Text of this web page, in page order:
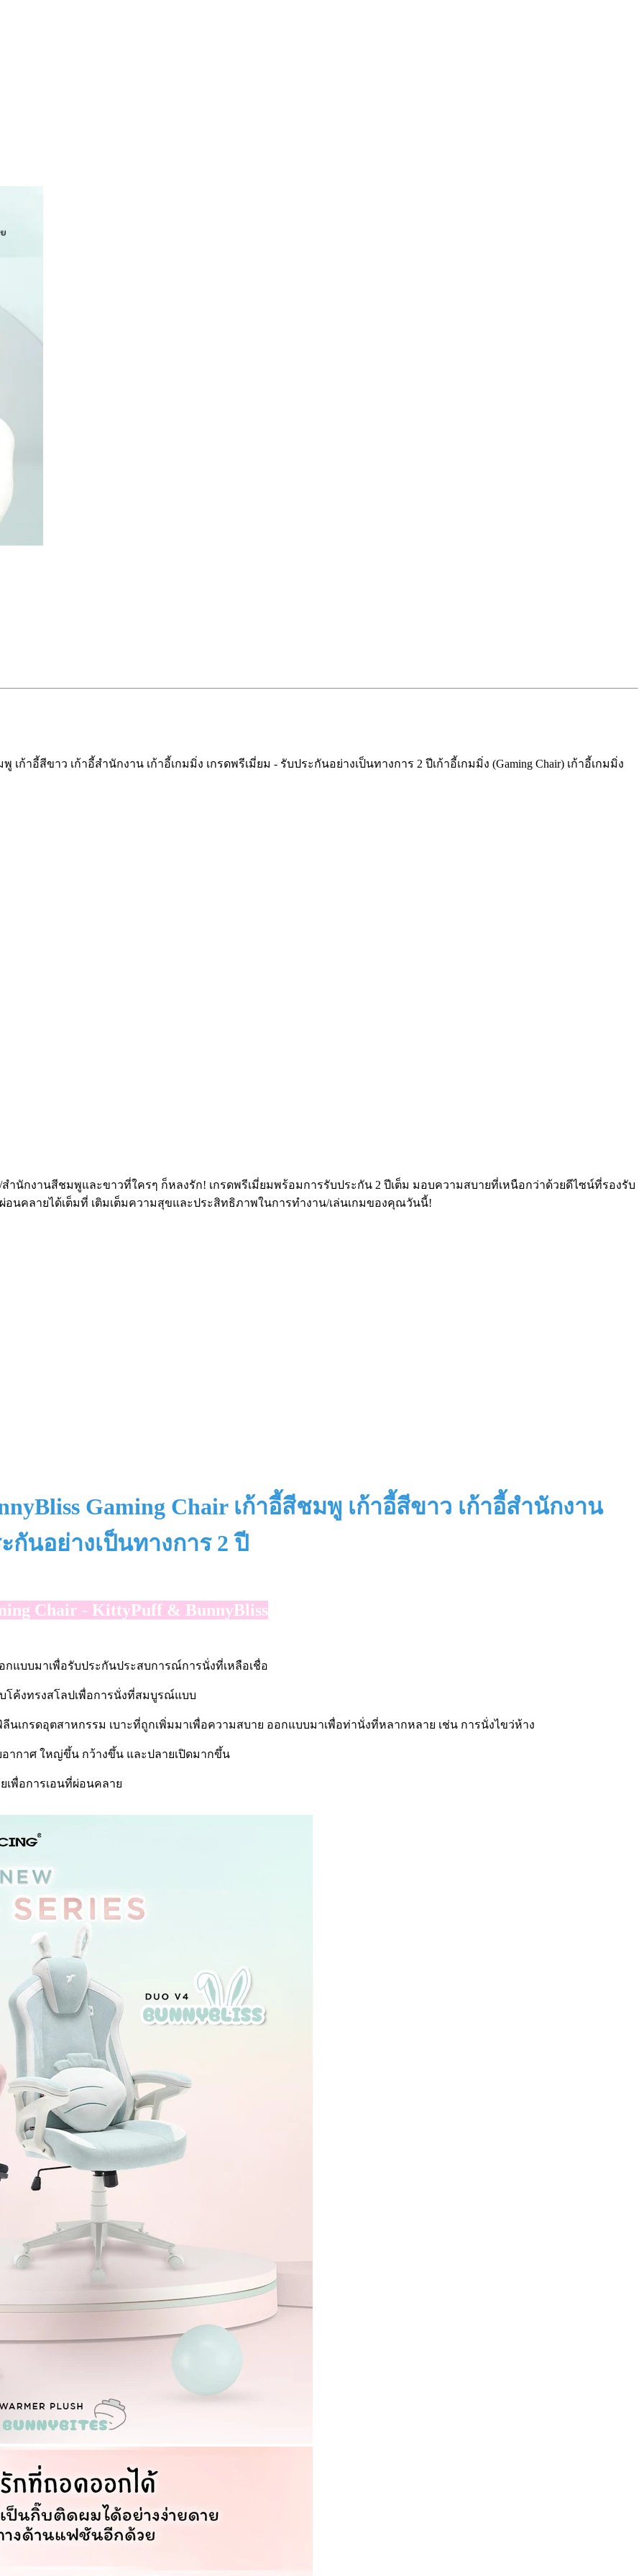
พู เก้าอี้สีขาว เก้าอี้สำนักงาน เก้าอี้เกมมิ่ง เกรดพรีเมี่ยม - รับประกันอย่างเป็นทางการ 2 ปีเก้าอี้เกมมิ่ง (Gaming Chair) เก้าอี้เกมมิ่ง
มิ่ง/สำนักงานสีชมพูและขาวที่ใครๆ ก็หลงรัก! เกรดพรีเมี่ยมพร้อมการรับประกัน 2 ปีเต็ม มอบความสบายที่เหนือกว่าด้วยดีไซน์ที่รองรับ
อนคลายได้เต็มที่ เติมเต็มความสุขและประสิทธิภาพในการทำงาน/เล่นเกมของคุณวันนี้!
Gaming Chair เก้าอี้สีชมพู เก้าอี้สีขาว เก้าอี้สำนักงาน
กันอย่างเป็นทางการ 2 ปี
Chair - KittyPuff & BunnyBliss
แบบมาเพื่อรับประกันประสบการณ์การนั่งที่เหลือเชื่อ
โค้งทรงสโลปเพื่อการนั่งที่สมบูรณ์แบบ
เกรดอุตสาหกรรม เบาะที่ถูกเพิ่มมาเพื่อความสบาย ออกแบบมาเพื่อท่านั่งที่หลากหลาย เช่น การนั่งไขว่ห้าง
อากาศ ใหญ่ขึ้น กว้างขึ้น และปลายเปิดมากขึ้น
เพื่อการเอนที่ผ่อนคลาย